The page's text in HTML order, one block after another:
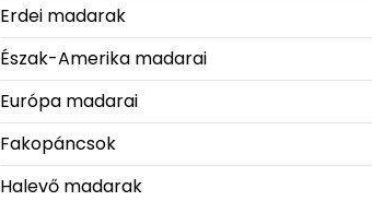
Erdei madarak
Észak-Amerika madarai
Európa madarai
Fakopáncsok
Halevő madarak